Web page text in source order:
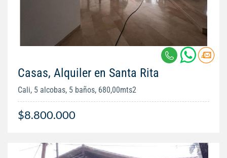
Casas, Alquiler en Santa Rita
Cali, 5 alcobas, 5 baños, 680,00mts2
$8.800.000